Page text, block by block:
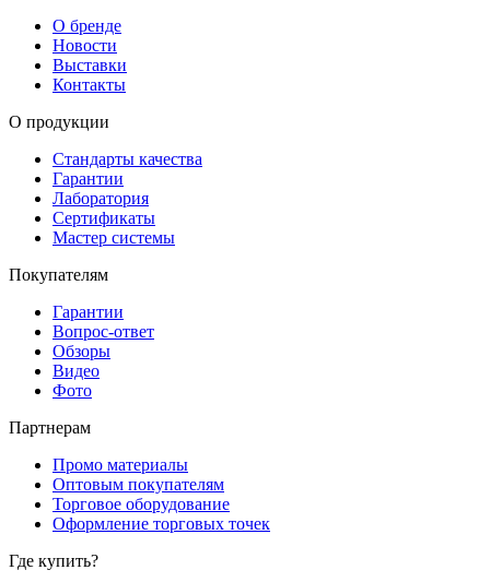
О бренде
Новости
Выставки
Контакты
О продукции
Стандарты качества
Гарантии
Лаборатория
Сертификаты
Мастер системы
Покупателям
Гарантии
Вопрос-ответ
Обзоры
Видео
Фото
Партнерам
Промо материалы
Оптовым покупателям
Торговое оборудование
Оформление торговых точек
Где купить?